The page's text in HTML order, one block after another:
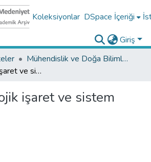
Koleksiyonlar DSpace İçeriği
Giriş
Mühendislik ve Doğa Bilimleri Fakültesi Koleksiyonu
İşaret, biyolojik işaret ve sistem kavramları
işaret ve sistem